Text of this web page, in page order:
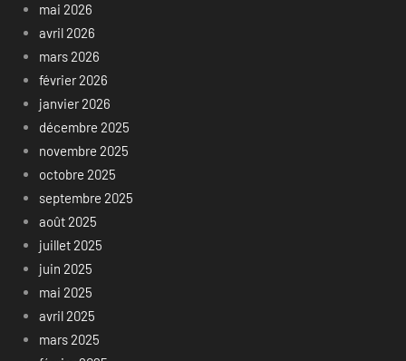
mai 2026
avril 2026
mars 2026
février 2026
janvier 2026
décembre 2025
novembre 2025
octobre 2025
septembre 2025
août 2025
juillet 2025
juin 2025
mai 2025
avril 2025
mars 2025